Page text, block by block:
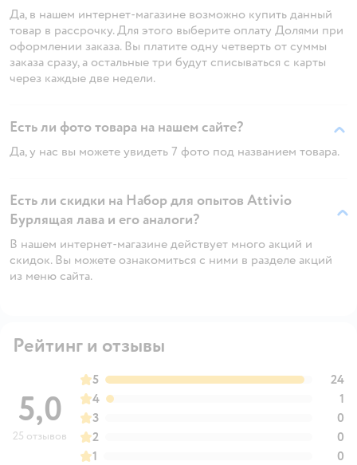
Да, в нашем интернет-магазине возможно купить данный
товар в рассрочку. Для этого выберите оплату Долями при
оформлении заказа. Вы платите одну четверть от суммы
заказа сразу, а остальные три будут списываться с карты
через каждые две недели.
Есть ли фото товара на нашем сайте?
Да, у нас вы можете увидеть 7 фото под названием товара.
Есть ли скидки на Набор для опытов Attivio
Бурлящая лава и его аналоги?
В нашем интернет-магазине действует много акций и
скидок. Вы можете ознакомиться с ними в разделе акций
из меню сайта.
Рейтинг и отзывы
5,0
25 отзывов
5
24
4
1
3
0
2
0
1
0